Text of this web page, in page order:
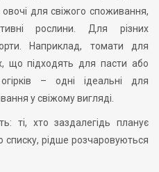
для свіжого споживання,
рослини. Для різних
Наприклад, томати для
що підходять для пасти або
– одні ідеальні для
у свіжому вигляді.
ті, хто заздалегідь планує
списку, рідше розчаровуються